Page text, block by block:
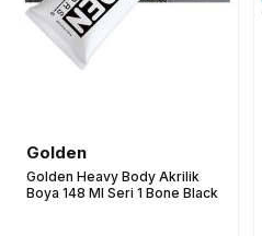
Golden
Golden Heavy Body Akrilik
Boya 148 Ml Seri 1 Bone Black